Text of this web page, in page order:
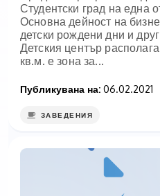
Студентски град на една
Основна дейност на
детски рождени дни и
Детския център
кв.м. е зона за...
Публикувана на: 06.02.2021
ЗАВЕДЕНИЯ